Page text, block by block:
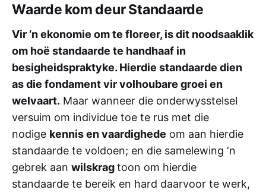
Waarde kom deur Standaarde
Vir ‘n ekonomie om te floreer, is dit noodsaaklik
om hoë standaarde te handhaaf in
besigheidspraktyke. Hierdie standaarde dien
as die fondament vir volhoubare groei en
welvaart. Maar wanneer die onderwysstelsel
versuim om individue toe te rus met die
nodige kennis en vaardighede om aan hierdie
standaarde te voldoen; en die samelewing ‘n
gebrek aan wilskragtoon om hierdie
standaarde te bereik en hard daarvoor te werk,